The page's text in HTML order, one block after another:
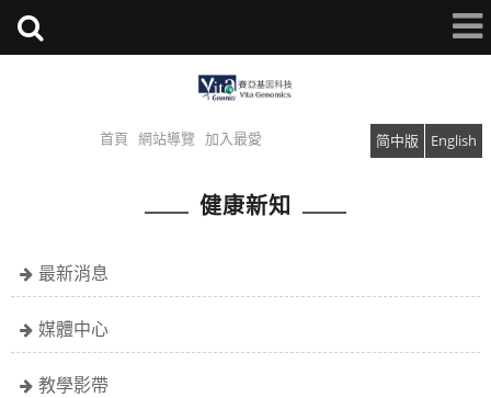
首頁 網站導覽 加入最愛 简中版 English
健康新知
最新消息
媒體中心
教學影帶